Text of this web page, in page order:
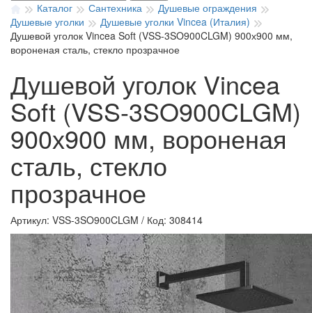
Каталог
Сантехника
Душевые ограждения
Душевые уголки
Душевые уголки Vincea (Италия)
Душевой уголок Vincea Soft (VSS-3SO900CLGM) 900х900 мм,
вороненая сталь, стекло прозрачное
Душевой уголок Vincea
Soft (VSS-3SO900CLGM)
900х900 мм, вороненая
сталь, стекло
прозрачное
Артикул: VSS-3SO900CLGM / Код: 308414